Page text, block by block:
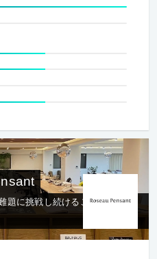
題に挑戦し続けることによっ